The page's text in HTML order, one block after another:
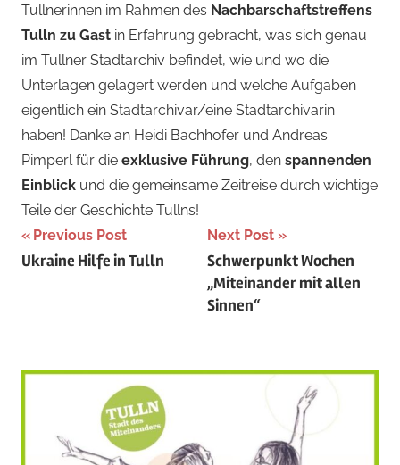
Tullnerinnen im Rahmen des Nachbarschaftstreffens
Tulln zu Gast in Erfahrung gebracht, was sich genau
im Tullner Stadtarchiv befindet, wie und wo die
Unterlagen gelagert werden und welche Aufgaben
eigentlich ein Stadtarchivar/eine Stadtarchivarin
haben! Danke an Heidi Bachhofer und Andreas
Pimperl für die exklusive Führung, den spannenden
Einblick und die gemeinsame Zeitreise durch wichtige
Teile der Geschichte Tullns!
Tagged
with
Beitragsnavigation
Previous Post
Ukraine Hilfe in Tulln
Next Post
Schwerpunkt Wochen
„Miteinander mit allen
Sinnen“